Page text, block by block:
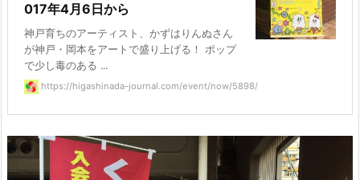
017年4月6日から
神戸育ちのアーティスト、かずはりんぬさん
が神戸・岡本をアートで盛り上げる！ ポップ
で少し毒のある ...
https://higashinada-journal.com/event/now/5898/